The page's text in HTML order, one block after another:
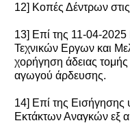
12] Κοπές Δέντρων
13] Επί της 11-04-
Τεχνικών Eργων και
χορήγηση άδειας
αγωγού άρδευσης.
14] Επί της
Εκτάκτων Αναγκών εξ